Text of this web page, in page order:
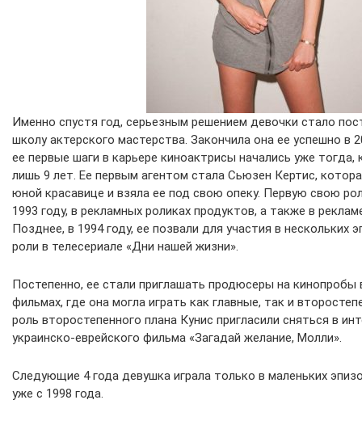
Именно спустя год, серьезным решением девочки стало
школу актерского мастерства. Закончила она ее успешно в
ее первые шаги в карьере киноактрисы начались уже
лишь 9 лет. Ее первым агентом стала Сьюзен Кертис,
юной красавице и взяла ее под свою опеку. Первую свою
1993 году, в рекламных роликах продуктов, а также в
Позднее, в 1994 году, ее позвали для участия в нескольких
роли в телесериале «Дни нашей жизни».
Постепенно, ее стали приглашать продюсеры на кинопробы
фильмах, где она могла играть как главные, так и
роль второстепенного плана Кунис пригласили сняться в
украинско-еврейского фильма «Загадай желание, Молли».
Следующие 4 года девушка играла только в маленьких
уже с 1998 года.